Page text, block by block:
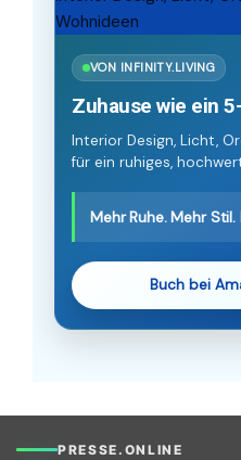
VON INFINITY.LIVING
Zuhause wie ein
Interior Design, Licht,
für ein ruhiges,
Mehr Ruhe. Mehr
Buch bei
PRESSE.ONLINE